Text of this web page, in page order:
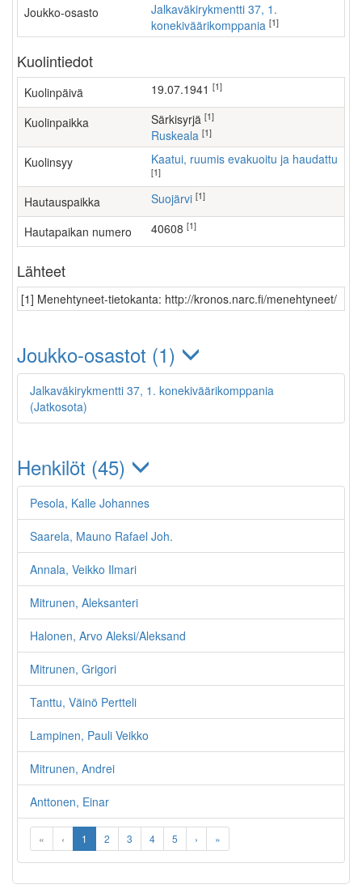
Joukko-osasto
Jalkaväkirykmentti 37, 1.
konekiväärikomppania [1]
Kuolintiedot
Kuolinpäivä 19.07.1941 [1]
Kuolinpaikka Särkisyrjä [1]
Ruskeala [1]
Kuolinsyy Kaatui, ruumis evakuoitu ja haudattu
[1]
Hautauspaikka Suojärvi [1]
Hautapaikan numero 40608 [1]
Lähteet
[1] Menehtyneet-tietokanta: http://kronos.narc.fi/menehtyneet/
Joukko-osastot (1)
Jalkaväkirykmentti 37, 1. konekiväärikomppania
(Jatkosota)
Henkilöt (45)
Pesola, Kalle Johannes
Saarela, Mauno Rafael Joh.
Annala, Veikko Ilmari
Mitrunen, Aleksanteri
Halonen, Arvo Aleksi/Aleksand
Mitrunen, Grigori
Tanttu, Väinö Pertteli
Lampinen, Pauli Veikko
Mitrunen, Andrei
Anttonen, Einar
« ‹ 1 2 3 4 5 › »